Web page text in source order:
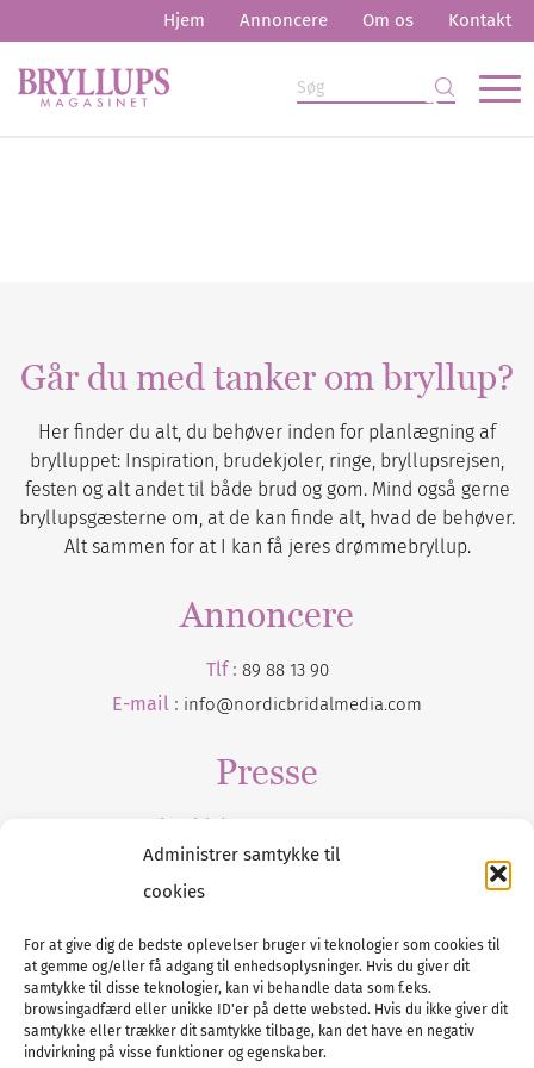
Administrer samtykke til
cookies
For at give dig de bedste oplevelser bruger vi teknologier som cookies til
at gemme og/eller få adgang til enhedsoplysninger. Hvis du giver dit
samtykke til disse teknologier, kan vi behandle data som f.eks.
browsingadfærd eller unikke ID'er på dette websted. Hvis du ikke giver dit
samtykke eller trækker dit samtykke tilbage, kan det have en negativ
indvirkning på visse funktioner og egenskaber.
Hjem Annoncere Om os Kontakt
Går du med tanker om bryllup?
Her finder du alt, du behøver inden for planlægning af
brylluppet: Inspiration, brudekjoler, ringe, bryllupsrejsen,
festen og alt andet til både brud og gom. Mind også gerne
bryllupsgæsterne om, at de kan finde alt, hvad de behøver.
Alt sammen for at I kan få jeres drømmebryllup.
Annoncere
Tlf : 89 88 13 90
E-mail : info@nordicbridalmedia.com
Presse
Tilmeld dig vores
Tel :89 88 13 90
E-post:info@nordicbridalmedia.com
Nordic Bridal Media